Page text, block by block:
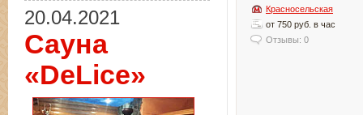
Красносельская
от 750 руб. в час
Отзывы: 0
20.04.2021
Сауна
«DeLice»